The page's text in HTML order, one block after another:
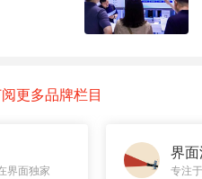
更多品牌栏目
界面独家
界
专注